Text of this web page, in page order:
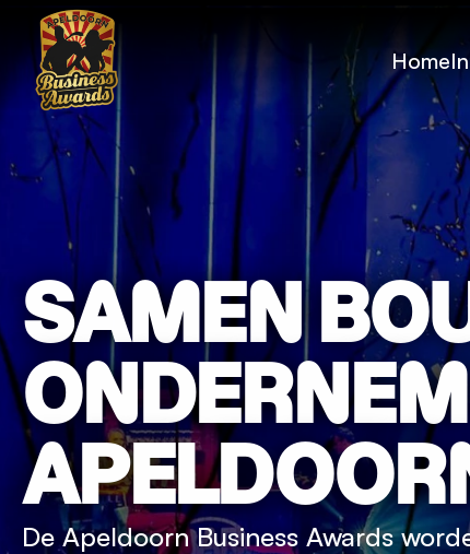
SAMEN
De Apeldoorn Business Awards
Home